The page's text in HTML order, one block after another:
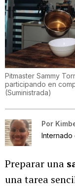
Pitmaster Sammy
participando en
(Suministrada)
Por
Internado
Preparar una
una tarea